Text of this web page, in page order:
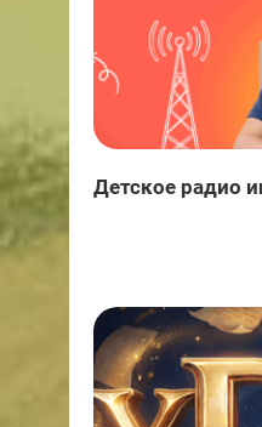
Детское радио